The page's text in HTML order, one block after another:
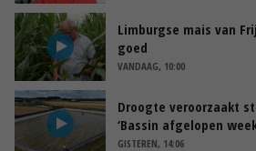
Limburgse mais van
goed
VANDAAG, 10:00
Droogte veroorzaakt
‘Bassin afgelopen
GISTEREN, 14:06